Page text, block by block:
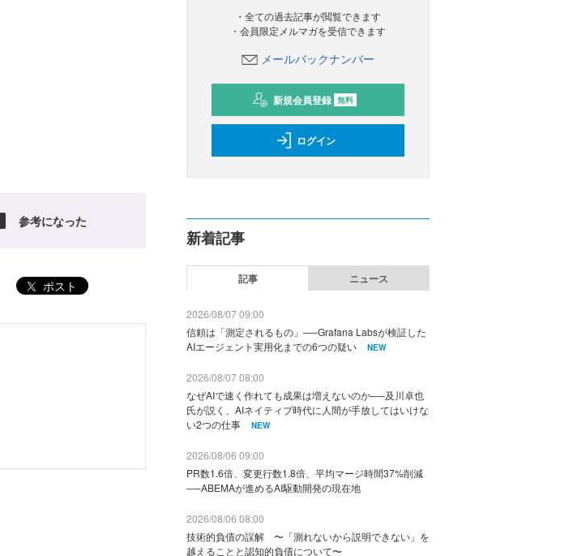
参考になった
ポスト
・全ての過去記事が閲覧できます
・会員限定メルマガを受信できます
メールバックナンバー
新規会員登録 無料
ログイン
新着記事
記事 ニュース
2026/08/07 09:00
信頼は「測定されるもの」──Grafana Labsが検証した
AIエージェント実用化までの6つの疑い
NEW
2026/08/07 08:00
なぜAIで速く作れても成果は増えないのか──及川卓也
氏が説く、AIネイティブ時代に人間が手放してはいけな
い2つの仕事
NEW
2026/08/06 09:00
PR数1.6倍、変更行数1.8倍、平均マージ時間37%削減
──ABEMAが進めるAI駆動開発の現在地
2026/08/06 08:00
技術的負債の誤解 〜「測れないから説明できない」を
越えることと認知的負債について〜